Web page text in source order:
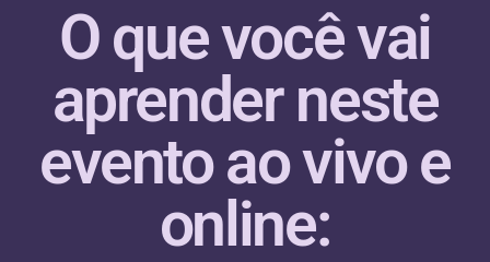
O que você vai
aprender neste
evento ao vivo e
online: